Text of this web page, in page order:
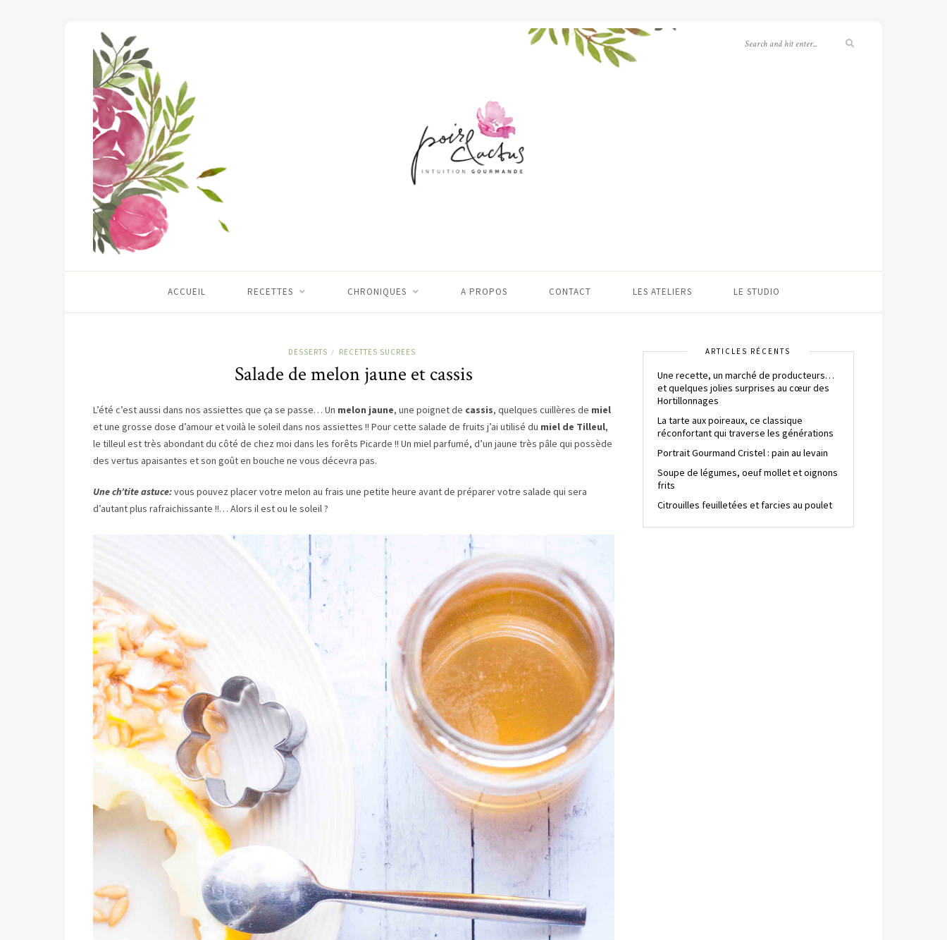
ACCUEIL RECETTES CHRONIQUES A PROPOS CONTACT LES ATELIERS LE STUDIO
DESSERTS / RECETTES SUCREES
Salade de melon jaune et cassis
L’été c’est aussi dans nos assiettes que ça se passe… Un melon jaune, une poignet de cassis, quelques cuillères de miel
et une grosse dose d’amour et voilà le soleil dans nos assiettes !! Pour cette salade de fruits j’ai utilisé du miel de Tilleul,
le tilleul est très abondant du côté de chez moi dans les forêts Picarde !! Un miel parfumé, d’un jaune très pâle qui possède
des vertus apaisantes et son goût en bouche ne vous décevra pas.
Une ch’tite astuce:vous pouvez placer votre melon au frais une petite heure avant de préparer votre salade qui sera
d’autant plus rafraichissante !!… Alors il est ou le soleil ?
ARTICLES RÉCENTS
Une recette, un marché de producteurs…
et quelques jolies surprises au cœur des
Hortillonnages
La tarte aux poireaux, ce classique
réconfortant qui traverse les générations
Portrait Gourmand Cristel : pain au levain
Soupe de légumes, oeuf mollet et oignons
frits
Citrouilles feuilletées et farcies au poulet